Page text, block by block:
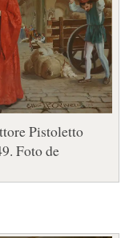
Pistoletto
Foto de